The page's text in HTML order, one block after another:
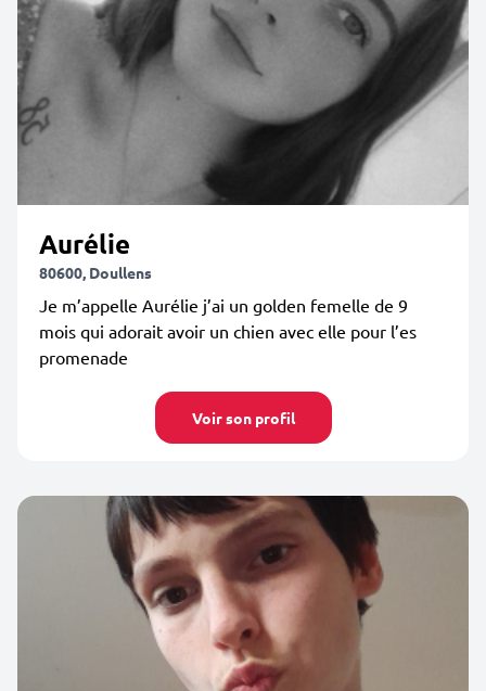
Aurélie
80600, Doullens
Je m’appelle Aurélie j’ai un golden femelle de 9
mois qui adorait avoir un chien avec elle pour l’es
promenade
Voir son profil